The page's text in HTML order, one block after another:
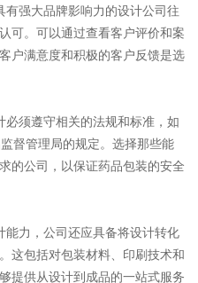
有强大品牌影响力的设计公司往
可。可以通过查看客户评价和案
户满意度和积极的客户反馈是选
必须遵守相关的法规和标准，如
督管理局的规定。选择那些能
的公司，以保证药品包装的安全
能力，公司还应具备将设计转化
这包括对包装材料、印刷技术和
提供从设计到成品的一站式服务